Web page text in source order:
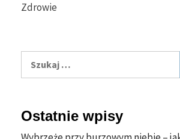
Zdrowie
Ostatnie wpisy